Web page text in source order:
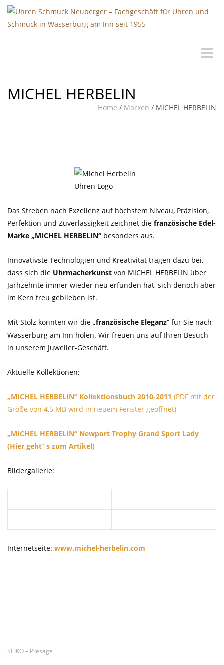
Toggle
MICHEL HERBELIN
Home / Marken / MICHEL HERBELIN
Das Streben nach Exzellenz auf höchstem Niveau, Präzision,
Perfektion und Zuverlässigkeit zeichnet die französische Edel-
Marke „MICHEL HERBELIN“ besonders aus.
Innovativste Technologien und Kreativität tragen dazu bei,
dass sich die Uhrmacherkunst von MICHEL HERBELIN über
Jarhzehnte immer wieder neu erfunden hat, sich denoch aber
im Kern treu geblieben ist.
Mit Stolz konnten wir die „französische Eleganz“ für Sie nach
Wasserburg am Inn holen. Wir freuen uns auf Ihren Besuch
in unserem Juwelier-Geschäft.
Aktuelle Kollektionen:
„MICHEL HERBELIN“ Kollektionsbuch 2010-2011 (PDF mit der
Größe von 4,5 MB wird in neuem Fenster geöffnet)
„MICHEL HERBELIN“ Newport Trophy Grand Sport Lady
(Hier geht´s zum Artikel)
Bildergallerie:
Internetseite: www.michel-herbelin.com
SEIKO – Presage